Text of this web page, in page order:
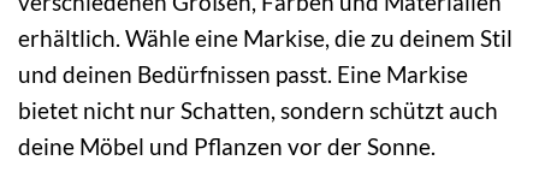
erhältlich. Wähle eine Markise, die zu deinem Stil
und deinen Bedürfnissen passt. Eine Markise
bietet nicht nur Schatten, sondern schützt auch
deine Möbel und Pflanzen vor der Sonne.